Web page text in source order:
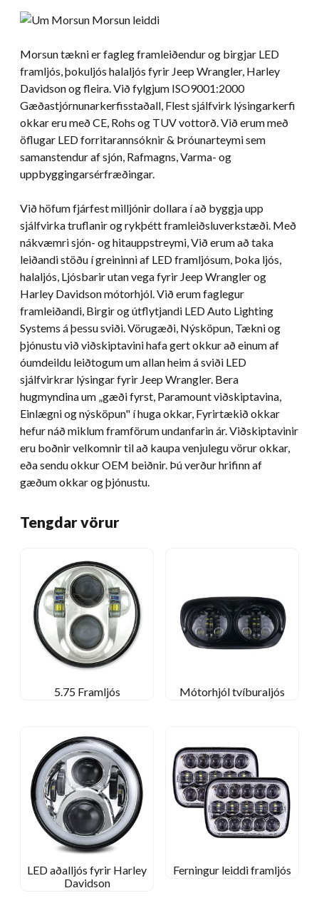
Morsun tækni er fagleg framleiðendur og birgjar LED
framljós, þokuljós halaljós fyrir Jeep Wrangler, Harley
Davidson og fleira. Við fylgjum ISO9001:2000
Gæðastjórnunarkerfisstaðall, Flest sjálfvirk lýsingarkerfi
okkar eru með CE, Rohs og TUV vottorð. Við erum með
öflugar LED forritarannsóknir & Þróunarteymi sem
samanstendur af sjón, Rafmagns, Varma- og
uppbyggingarsérfræðingar.
Við höfum fjárfest milljónir dollara í að byggja upp
sjálfvirka truflanir og rykþétt framleiðsluverkstæði. Með
nákvæmri sjón- og hitauppstreymi, Við erum að taka
leiðandi stöðu í greininni af LED framljósum, Þoka ljós,
halaljós, Ljósbarir utan vega fyrir Jeep Wrangler og
Harley Davidson mótorhjól. Við erum faglegur
framleiðandi, Birgir og útflytjandi LED Auto Lighting
Systems á þessu sviði. Vörugæði, Nýsköpun, Tækni og
þjónustu við viðskiptavini hafa gert okkur að einum af
óumdeildu leiðtogum um allan heim á sviði LED
sjálfvirkrar lýsingar fyrir Jeep Wrangler. Bera
hugmyndina um „gæði fyrst, Paramount viðskiptavina,
Einlægni og nýsköpun" í huga okkar, Fyrirtækið okkar
hefur náð miklum framförum undanfarin ár. Viðskiptavinir
eru boðnir velkomnir til að kaupa venjulegu vörur okkar,
eða sendu okkur OEM beiðnir. Þú verður hrifinn af
gæðum okkar og þjónustu.
Tengdar vörur
5.75 Framljós Mótorhjól tvíburaljós
LED aðalljós fyrir Harley
Davidson
Ferningur leiddi framljós